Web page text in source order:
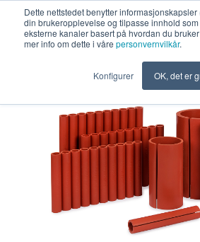
Dette nettstedet benytter
din brukeropplevelse og tilpasse innhold
eksterne kanaler basert på hvordan du
mer info om dette i våre personvernvilkår.
Konfigurer OK, det er
NO